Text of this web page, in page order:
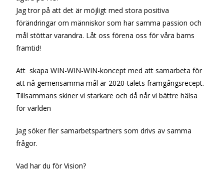
Jag tror på att det är möjligt med stora positiva
förändringar om människor som har samma passion och
mål stöttar varandra. Låt oss förena oss för våra barns
framtid!
Att skapa WIN-WIN-WIN-koncept med att samarbeta för
att nå gemensamma mål är 2020-talets framgångsrecept.
Tillsammans skiner vi starkare och då når vi bättre hälsa
för världen
Jag söker fler samarbetspartners som drivs av samma
frågor.
Vad har du för Vision?